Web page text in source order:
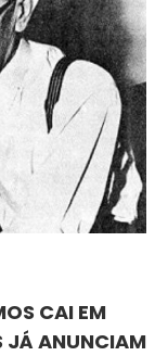
CAI EM
JÁ ANUNCIAM